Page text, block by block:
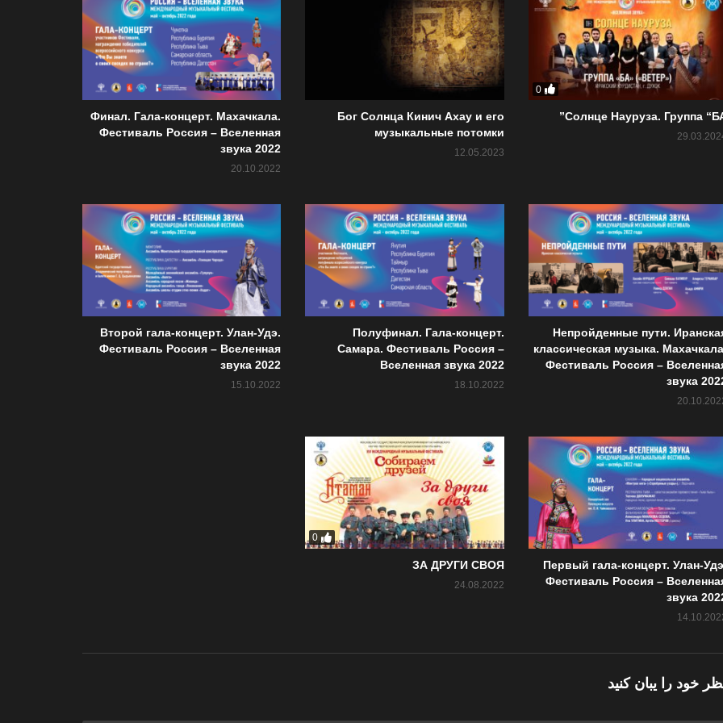
0
Солнце Науруза. Группа
Бог Солнца Кинич Ахау и его
музыкальные потомки
12.05.2023
Финал. Гала-концерт. Махачкала.
Фестиваль Россия – Вселенная
звука 2022
20.10.2022
Непройденные пути.
классическая музыка.
Фестиваль Россия –
звука
Полуфинал. Гала-концерт.
Самара. Фестиваль Россия –
Вселенная звука 2022
18.10.2022
Второй гала-концерт. Улан-Удэ.
Фестиваль Россия – Вселенная
звука 2022
15.10.2022
Первый гала-концерт. Улан-
Фестиваль Россия –
звука
0
ЗА ДРУГИ СВОЯ
24.08.2022
خود را یبان کنید